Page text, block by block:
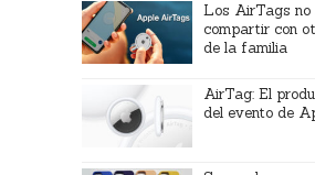
Los AirTags no
compartir con
de la familia
AirTag: El
del evento de